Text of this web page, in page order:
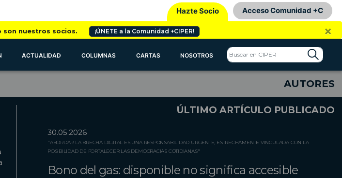
Hazte Socio Acceso Comunidad +C
son nuestros socios. ¡ÚNETE a la Comunidad +CIPER! ×
ACTUALIDAD COLUMNAS CARTAS NOSOTROS
AUTORES
ÚLTIMO ARTÍCULO PUBLICADO
30.05.2026
"ABORDAR LA BRECHA DIGITAL ES UNA RESPONSABILIDAD URGENTE, ESTRECHAMENTE VINCULADA CON LA
POSIBILIDAD DE FORTALECER LAS DEMOCRACIAS COTIDIANAS"
Bono del gas: disponible no significa accesible